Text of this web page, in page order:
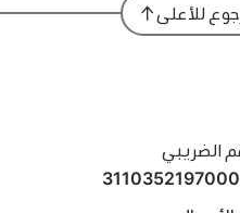
للأعلى
الضريبي